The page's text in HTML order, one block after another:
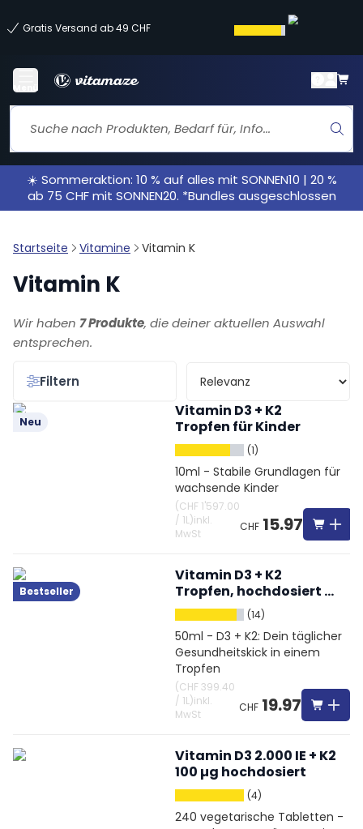
Gratis Versand ab 49 CHF
Menü
☀️ Sommeraktion: 10 % auf alles mit SONNEN10 | 20 %
ab 75 CHF mit SONNEN20. *Bundles ausgeschlossen
Startseite Vitamine Vitamin K
Vitamin K
Wir haben 7 Produkte, die deiner aktuellen Auswahl
entsprechen.
Filtern
Neu
Vitamin D3 + K2
Tropfen für Kinder
(1)
10ml - Stabile Grundlagen für
wachsende Kinder
(CHF 1'597.00
/ 1L)inkl.
MwSt
CHF 15.97
Bestseller
Vitamin D3 + K2
Tropfen, hochdosiert &
vegetarisch
(14)
50ml - D3 + K2: Dein täglicher
Gesundheitskick in einem
Tropfen
(CHF 399.40
/ 1L)inkl.
MwSt
CHF19.97
Vitamin D3 2.000 IE + K2
100 µg hochdosiert
(4)
240 vegetarische Tabletten -